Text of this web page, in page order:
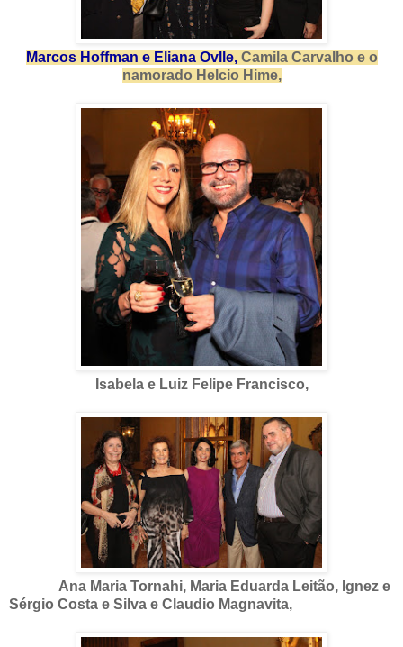
Marcos Hoffman e Eliana Ovlle, Camila Carvalho e o
namorado Helcio Hime,
Isabela e Luiz Felipe Francisco,
Ana Maria Tornahi, Maria Eduarda Leitão, Ignez e
Sérgio Costa e Silva e Claudio Magnavita,